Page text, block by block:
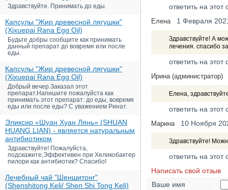
Здравствуйте. Принимать до еды.
Капсулы "Жир древесной лягушки"
(Xixuepai Rana Egg Oil)
Будьте добры сообщите как принимать
данный препарат до вовремя или после
еды.
Капсулы "Жир древесной лягушки"
(Xixuepai Rana Egg Oil)
Добрый вечер.Заказал этот
препарат.Напишите пожалуйста как
принимать этот препарат: до еды, вовремя
еды или после еды? С уважением Ринат.
Эликсир «Шуан Хуан Лянь» (SHUAN
HUANG LIAN) - является натуральным
антибиотиком
Здравствуйте! Пожалуйста,
подскажите,Эффективен при Хеликобактер
пилори как антибиотик? Спасибо!
Лечебный чай "Шеншитонг"
(Shenshitong Keli/ Shen Shi Tong Keli)
ответить на этот
Елена 1 Февраля
Здравствуйте! А
лечения. спасибо
ответить на этот
Ирина (администратор)
Елена,
ответить на этот
Марина 10 Ноября
Здравствуйте!
ответить на этот
Написать свой отзыв
Ваше имя